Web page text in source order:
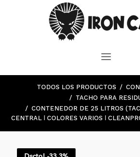
TODOS LOS PRODUCTOS
TACHO PARA
CONTENEDOR DE 25 LITROS
CENTRAL ǀ COLORES VARIOS ǀ